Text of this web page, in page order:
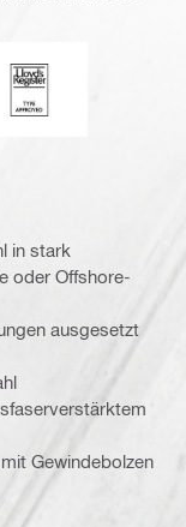
Lloyd's Register
in stark
oder Offshore-
ausgesetzt
Gewindebolzen